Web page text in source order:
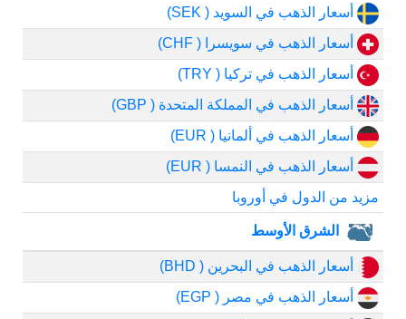
أسعار الذهب في السويد ( SEK)
أسعار الذهب في سويسرا ( CHF)
أسعار الذهب في تركيا ( TRY)
أسعار الذهب في المملكة المتحدة ( GBP)
أسعار الذهب في ألمانيا ( EUR)
أسعار الذهب في النمسا ( EUR)
مزيد من الدول في أوروبا
الشرق الأوسط
أسعار الذهب في البحرين ( BHD)
أسعار الذهب في مصر ( EGP)